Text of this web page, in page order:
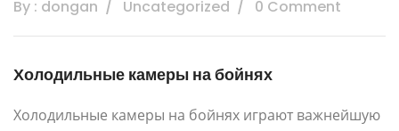
By : dongan Uncategorized 0 Comment
Холодильные камеры на бойнях
Холодильные камеры на бойнях играют важнейшую